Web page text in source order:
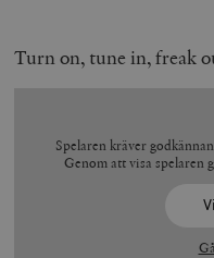
Turn on, tune in, freak
Spelaren kräver
Genom att visa spelaren